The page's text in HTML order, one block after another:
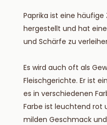
Paprika ist eine
hergestellt und hat
und Schärfe zu
Es wird auch oft als
Fleischgerichte. Er ist
es in verschiedenen
Farbe ist leuchtend rot
milden Geschmack